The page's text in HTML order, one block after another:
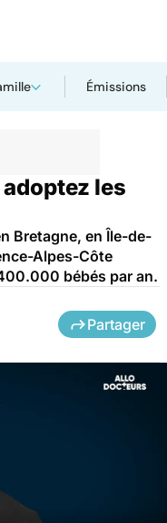
Émissions
les
Bretagne, en Île-de-
Alpes-Côte
bébés par an.
Partager